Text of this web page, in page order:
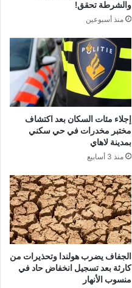
والشرطة تحقق!
منذ أسبوعين
إجلاء مئات السكان بعد اكتشاف
مختبر مخدرات في حي سكني
بمدينة لاهاي
منذ 3 أسابيع
الجفاف يضرب هولندا وتحذيرات من
كارثة بعد تسجيل انخفاض حاد في
منسوب الأنهار